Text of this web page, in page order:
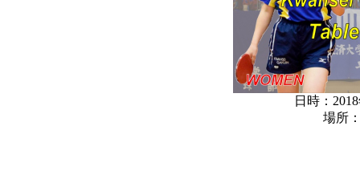
日時：
場所